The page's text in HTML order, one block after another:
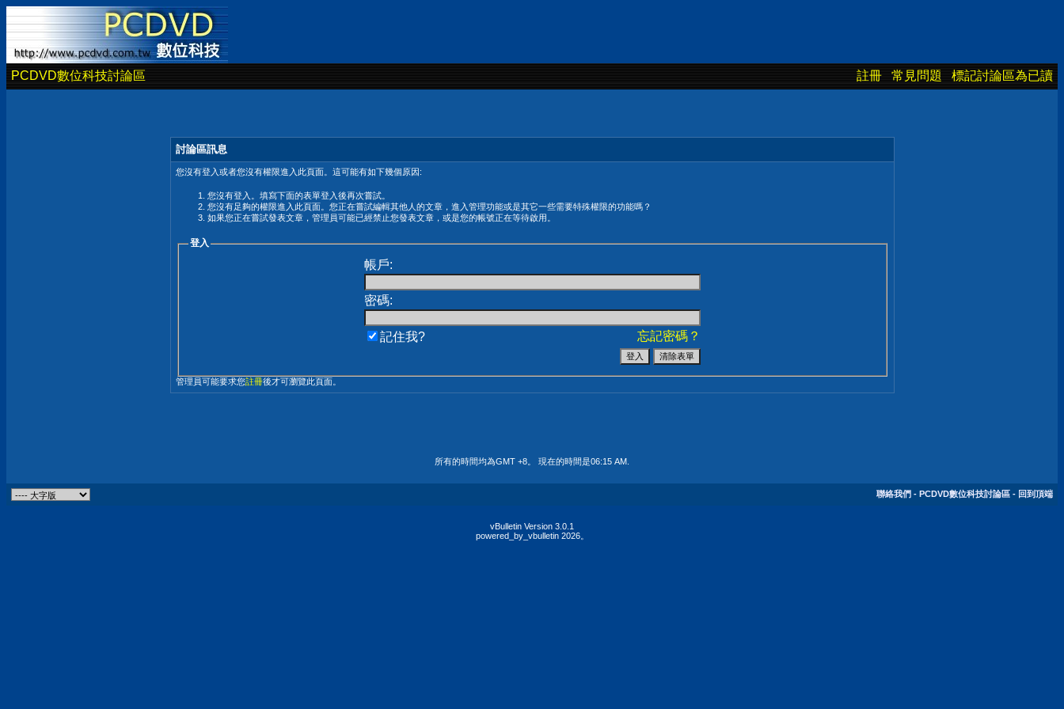
PCDVD數位科技討論區 註冊 常見問題 標記討論區為已讀
討論區訊息
您沒有登入或者您沒有權限進入此頁面。這可能有如下幾個原因:
您沒有登入。填寫下面的表單登入後再次嘗試。
您沒有足夠的權限進入此頁面。您正在嘗試編輯其他人的文章，進入管理功能或是其它一些需要特殊權限的功能嗎？
如果您正在嘗試發表文章，管理員可能已經禁止您發表文章，或是您的帳號正在等待啟用。
登入
帳戶:
密碼:
忘記密碼？
記住我?
管理員可能要求您註冊後才可瀏覽此頁面。
所有的時間均為GMT +8。 現在的時間是06:15 AM
聯絡我們 - PCDVD數位科技討論區 - 回到頂端
vBulletin Version 3.0.1
powered_by_vbulletin 2026。